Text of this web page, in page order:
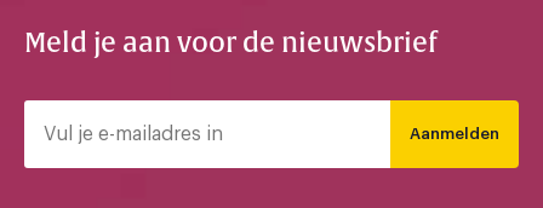
Meld je aan voor de nieuwsbrief
Aanmelden